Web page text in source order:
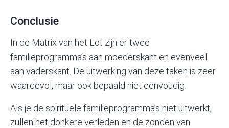
Conclusie
In de Matrix van het Lot zijn er twee
familieprogramma’s aan moederskant en evenveel
aan vaderskant. De uitwerking van deze taken is zeer
waardevol, maar ook bepaald niet eenvoudig.
Als je de spirituele familieprogramma’s niet uitwerkt,
zullen het donkere verleden en de zonden van